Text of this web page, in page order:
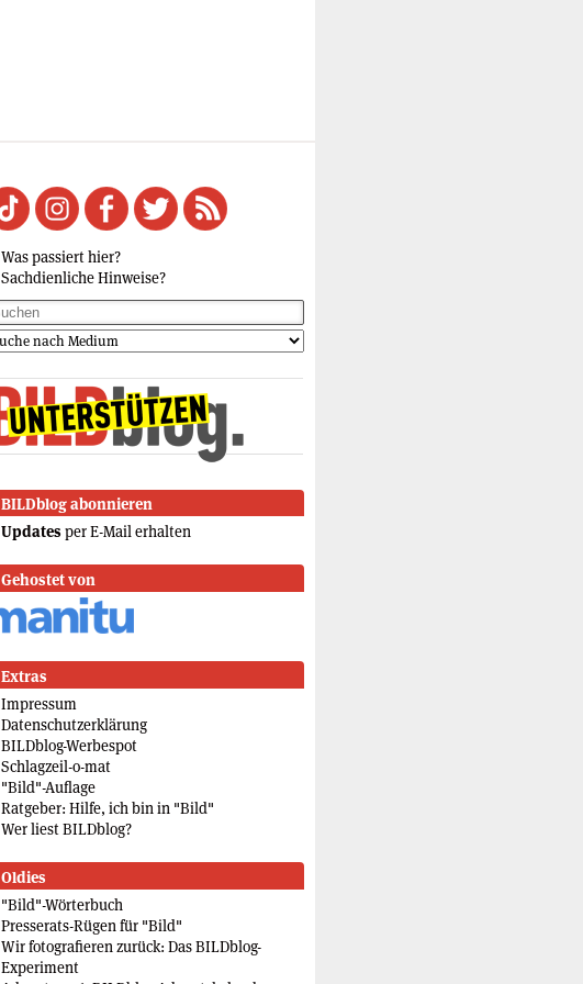
Was passiert hier?
Sachdienliche Hinweise?
BILDblog abonnieren
Updates per E-Mail erhalten
Gehostet von
Extras
Impressum
Datenschutzerklärung
BILDblog-Werbespot
Schlagzeil-o-mat
"Bild"-Auflage
Ratgeber: Hilfe, ich bin in "Bild"
Wer liest BILDblog?
Oldies
"Bild"-Wörterbuch
Presserats-Rügen für "Bild"
Wir fotografieren zurück: Das BILDblog-
Experiment